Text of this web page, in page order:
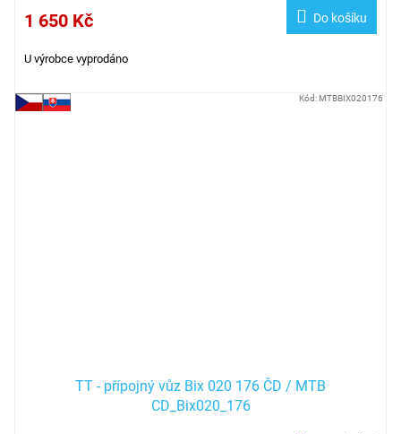
1 650 Kč Do košíku
U výrobce vyprodáno
TT - přípojný vůz Bix 020 176 ČD / MTB
CD_Bix020_176
Kód:MTBBIX020176